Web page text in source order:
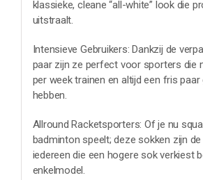
klassieke, cleane “all-white” look die
uitstraalt.
Intensieve Gebruikers: Dankzij de
paar zijn ze perfect voor sporters die
per week trainen en altijd een fris paar
hebben.
Allround Racketsporters: Of je nu
badminton speelt; deze sokken zijn
iedereen die een hogere sok verkiest
enkelmodel.